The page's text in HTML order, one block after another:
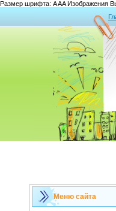
Размер шрифта: AAAИзображения
Меню сайта